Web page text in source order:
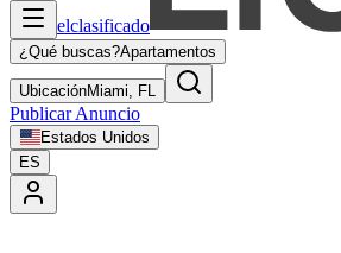
elclasificado
¿Qué buscas?Apartamentos
UbicaciónMiami, FL
Publicar Anuncio
Estados Unidos
ES